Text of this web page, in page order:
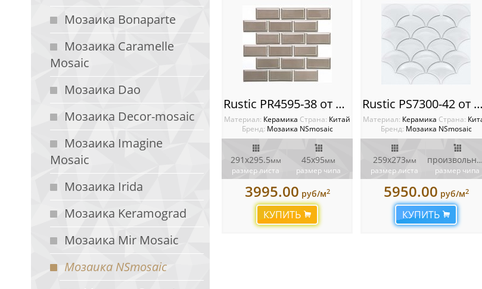
Мозаика Bonaparte
Мозаика Caramelle
Mosaic
Мозаика Dao
Мозаика Decor-mosaic
Мозаика Imagine
Mosaic
Мозаика Irida
Мозаика Keramograd
Мозаика Mir Mosaic
Мозаика NSmosaic
Rustic PR4595-38 от NSmosaic
Материал: Керамика Cтрана: Китай
Бренд: Мозаика NSmosaic
291x295.5мм
размер листа
45x95мм
размер чипа
3995.00 руб/м2
КУПИТЬ
Rustic PS7300-42 от NSmosaic
Материал: Керамика Cтрана:
Бренд: Мозаика NSmosaic
259х273мм
размер листа
произвольной формы
размер чипа
5950.00 руб/м2
КУПИТЬ